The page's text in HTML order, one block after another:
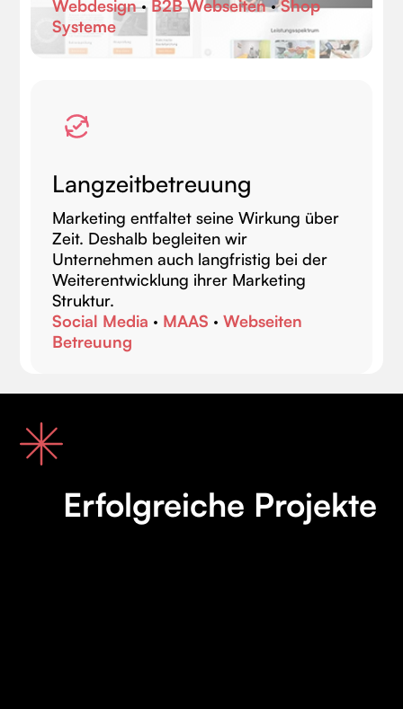
Langzeitbetreuung
Marketing entfaltet seine Wirkung über
Zeit. Deshalb begleiten wir
Unternehmen auch langfristig bei der
Weiterentwicklung ihrer Marketing
Struktur.
Social Media · MAAS ·Webseiten
Betreuung
Webdesign· B2B Webseiten·Shop
Systeme
Erfolgreiche Projekte